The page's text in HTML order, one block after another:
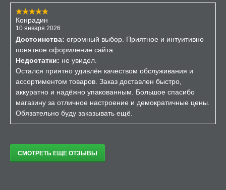
Конрадин
10 января 2026
Достоинства: огромный выбор. Приятное и интуитивно
понятное оформление сайта.
Недостатки: не увидел.
Остался приятно удивлён качеством обслуживания и
ассортиментом товаров. Заказ доставлен быстро,
аккуратно и надёжно упакованным. Большое спасибо
магазину за отличное настроение и демократичные цены.
Обязательно буду заказывать ещё.
СМОТРЕТЬ ЕЩЁ ОТЗЫВЫ